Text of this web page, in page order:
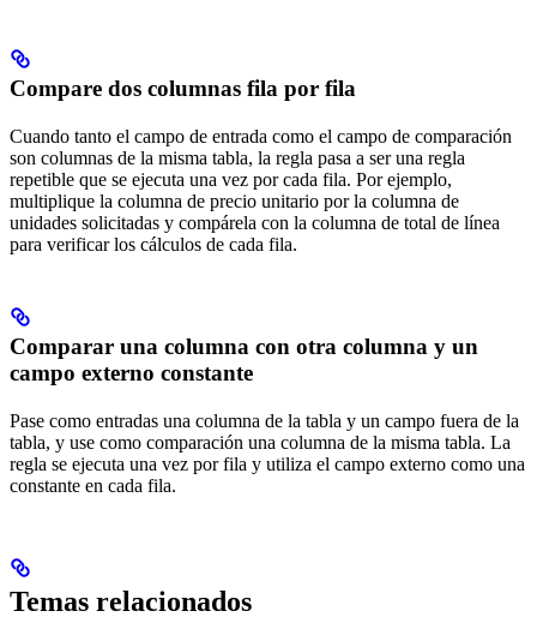
Compare dos columnas fila por fila
Cuando tanto el campo de entrada como el campo de comparación
son columnas de la misma tabla, la regla pasa a ser una regla
repetible que se ejecuta una vez por cada fila. Por ejemplo,
multiplique la columna de precio unitario por la columna de
unidades solicitadas y compárela con la columna de total de línea
para verificar los cálculos de cada fila.
Comparar una columna con otra columna y un
campo externo constante
Pase como entradas una columna de la tabla y un campo fuera de la
tabla, y use como comparación una columna de la misma tabla. La
regla se ejecuta una vez por fila y utiliza el campo externo como una
constante en cada fila.
Temas relacionados